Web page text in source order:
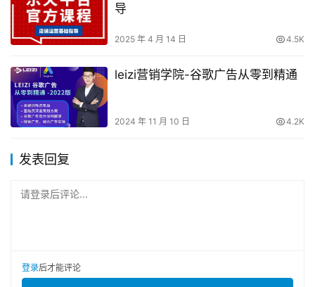
导
2025 年 4 月 14 日 4.5K
leizi营销学院-谷歌广告从零到精通
2024 年 11 月 10 日 4.2K
发表回复
请登录后评论...
登录后才能评论